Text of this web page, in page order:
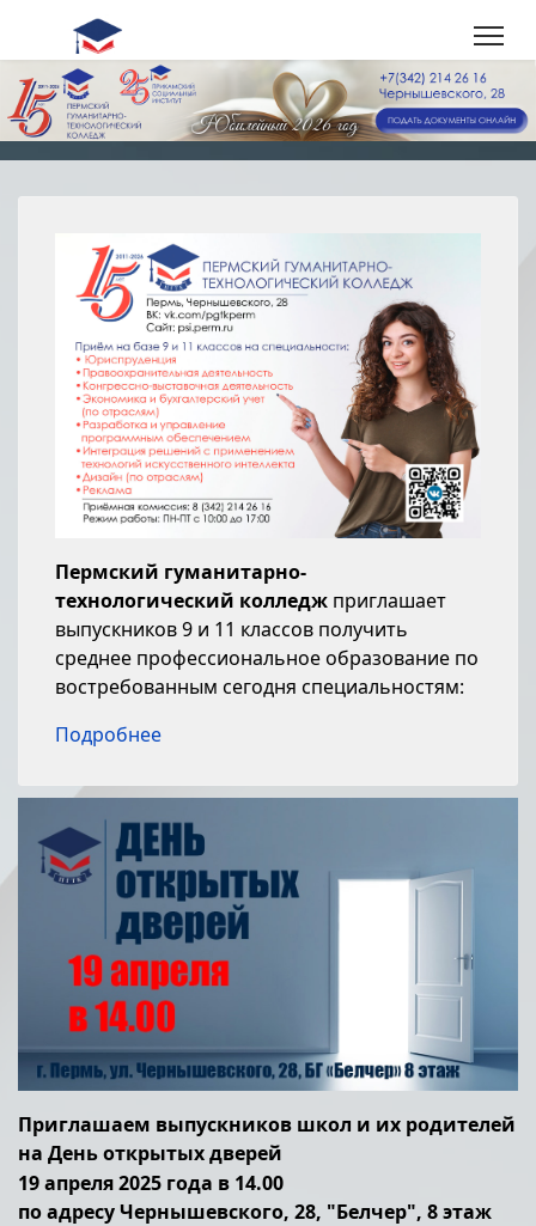
Пермский гуманитарно-
технологический колледж приглашает
выпускников 9 и 11 классов получить
среднее профессиональное образование по
востребованным сегодня специальностям:
Подробнее
Приглашаем выпускников школ и их родителей
на День открытых дверей
19 апреля 2025 года в 14.00
по адресу Чернышевского, 28, "Белчер", 8 этаж